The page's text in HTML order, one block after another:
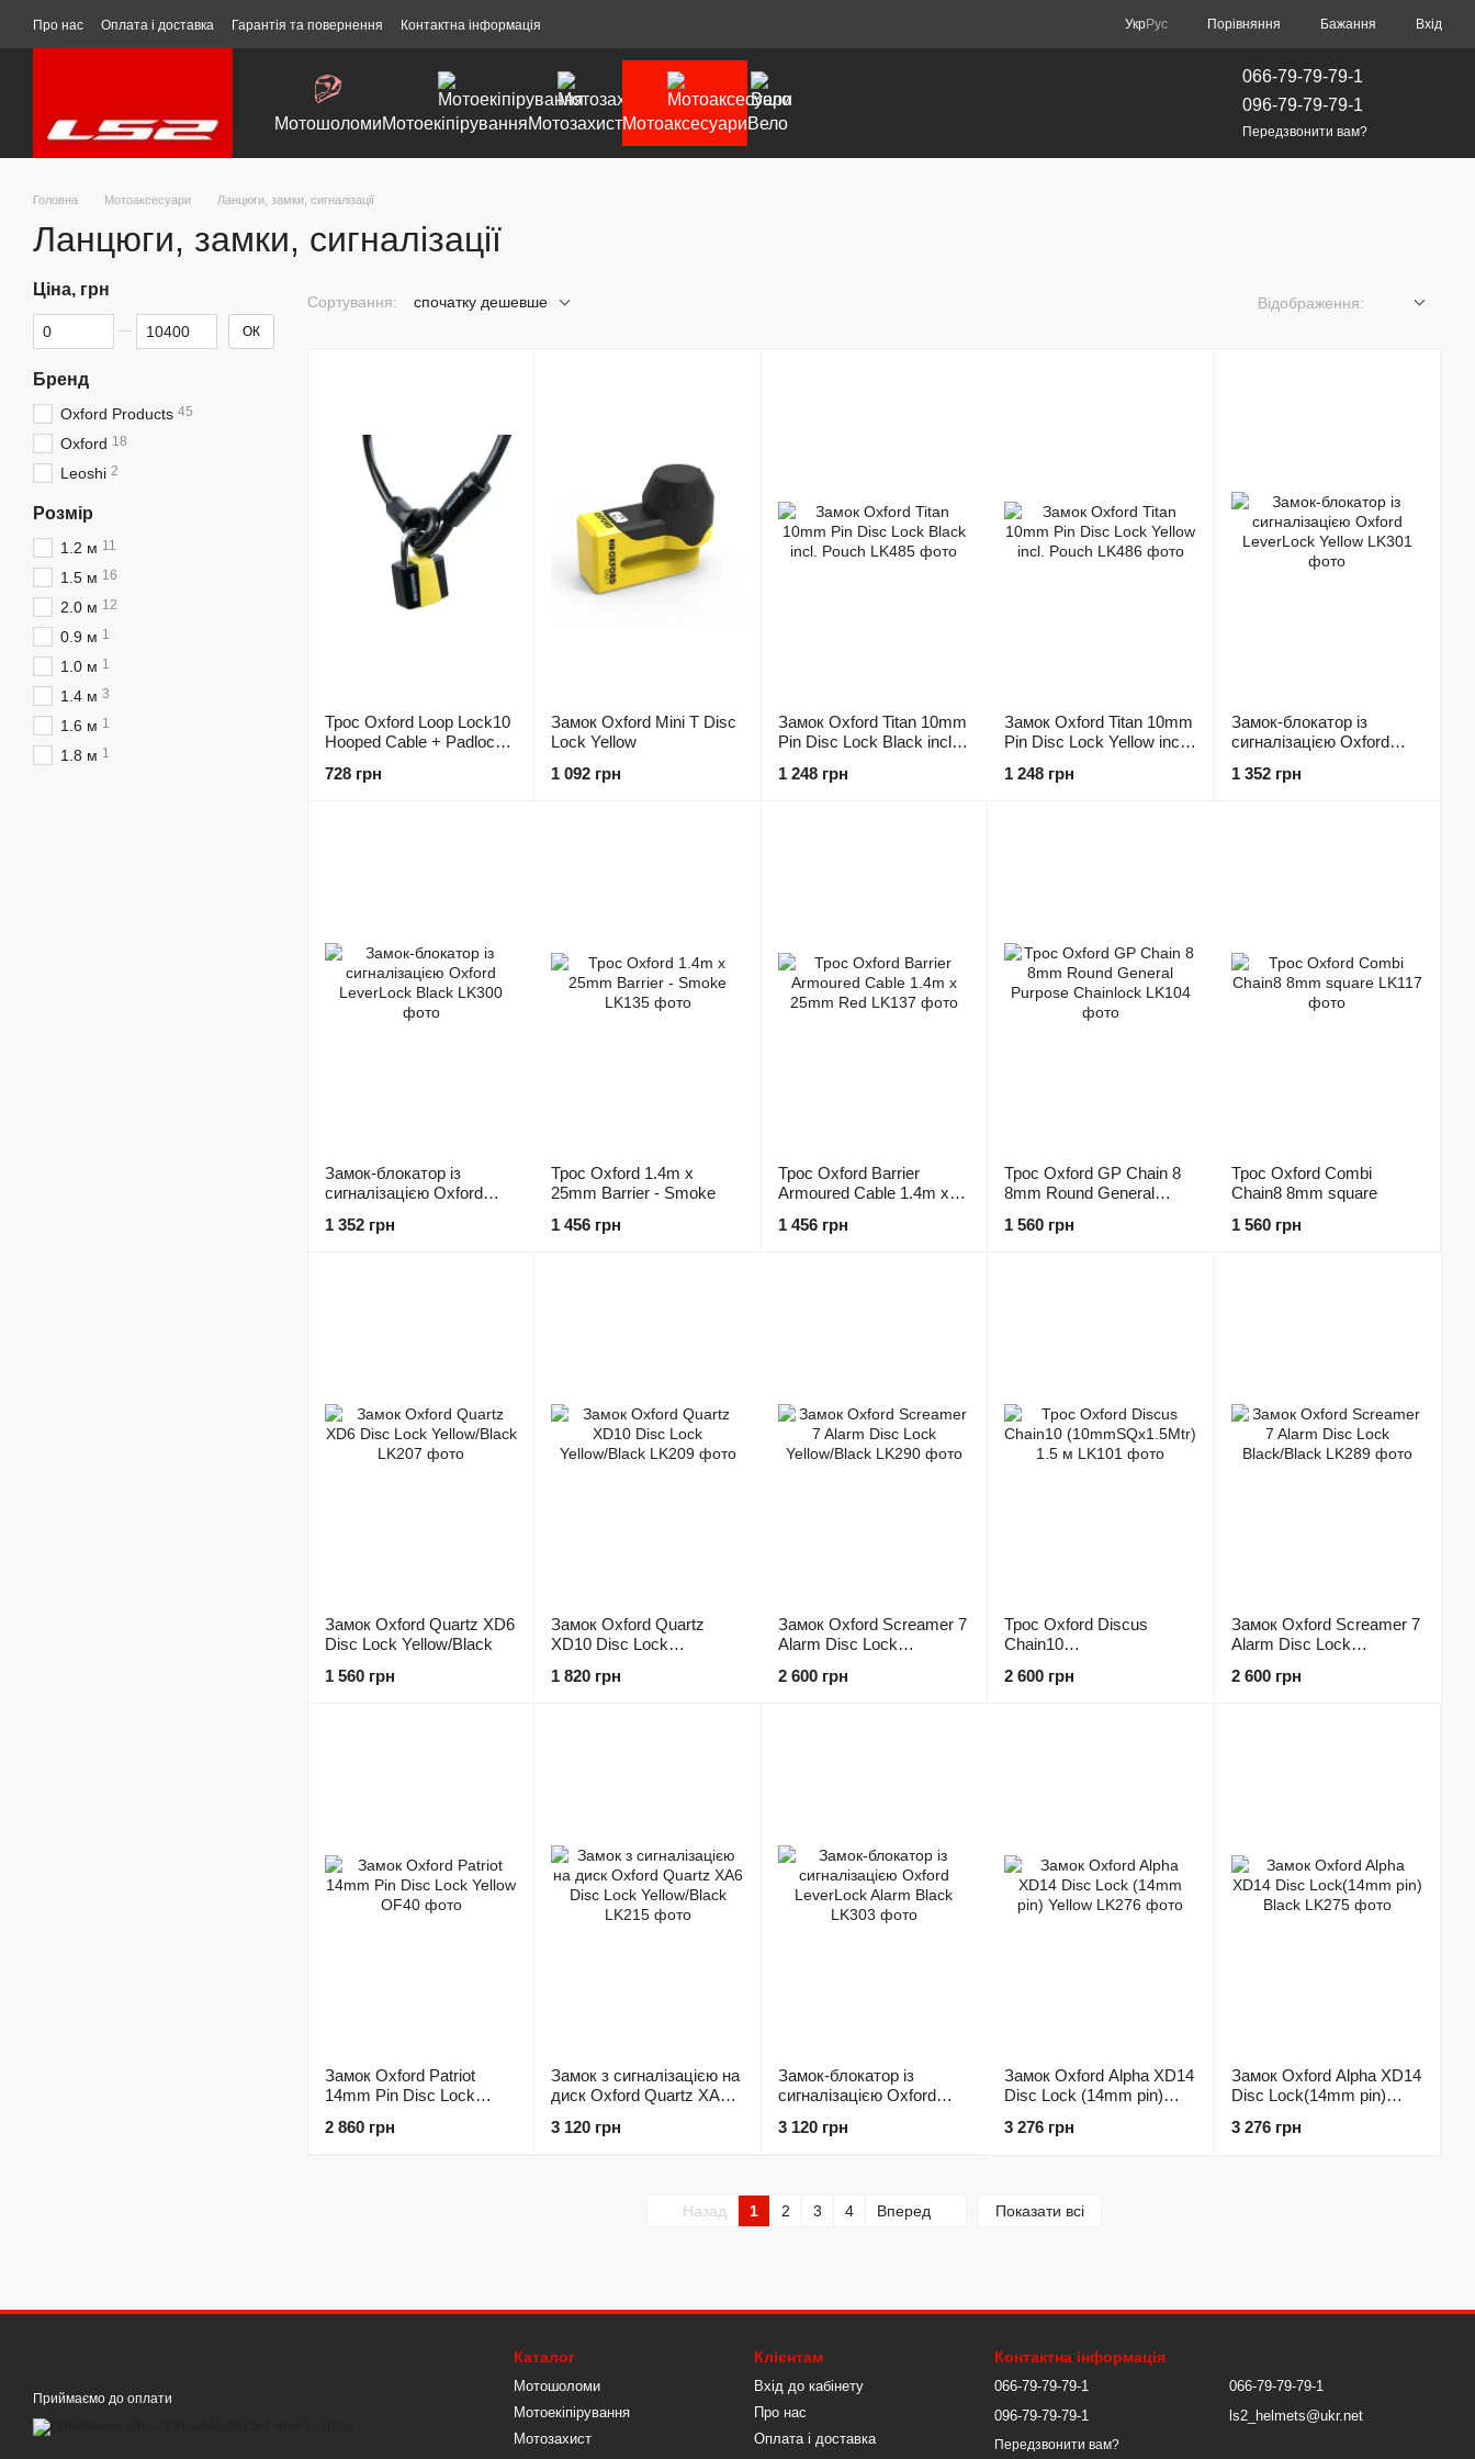
Перейти до основного контенту
Про нас Оплата і доставка Гарантія та повернення Контактна інформація УкрРус Порівняння Бажання Вхід
МотошоломиМотоекіпіруванняМотозахистМотоаксесуариВело
066-79-79-79-1
096-79-79-79-1
Передзвонити вам?
Головна Мотоаксесуари Ланцюги, замки, сигналізації
Ланцюги, замки, сигналізації
Сортування: спочатку дешевше Відображення:
Трос Oxford Loop Lock10
Hooped Cable + Padlock
728 грн
Замок Oxford Mini T Disc
Lock Yellow
1 092 грн
Замок Oxford Titan 10mm
Pin Disc Lock Black incl.
1 248 грн
Замок Oxford Titan 10mm
Pin Disc Lock Yellow incl.
1 248 грн
Замок-блокатор із
сигналізацією Oxford
1 352 грн
Замок-блокатор із
сигналізацією Oxford
1 352 грн
Трос Oxford 1.4m x
25mm Barrier - Smoke
1 456 грн
Трос Oxford Barrier
Armoured Cable 1.4m x
1 456 грн
Трос Oxford GP Chain 8
8mm Round General
1 560 грн
Трос Oxford Combi
Chain8 8mm square
1 560 грн
Замок Oxford Quartz XD6
Disc Lock Yellow/Black
1 560 грн
Замок Oxford Quartz
XD10 Disc Lock
1 820 грн
Замок Oxford Screamer 7
Alarm Disc Lock
2 600 грн
Трос Oxford Discus
Chain10
2 600 грн
Замок Oxford Screamer 7
Alarm Disc Lock
2 600 грн
Замок Oxford Patriot
14mm Pin Disc Lock
2 860 грн
Замок з сигналізацією на
диск Oxford Quartz XA6
3 120 грн
Замок-блокатор із
сигналізацією Oxford
3 120 грн
Замок Oxford Alpha XD14
Disc Lock (14mm pin)
3 276 грн
Замок Oxford Alpha XD14
Disc Lock(14mm pin)
3 276 грн
Назад 1 2 3 4 Вперед Показати всі
Ціна, грн
Від Ціна, грн
До Ціна, грн ОК
Бренд
Oxford Products 45
Oxford 18
Leoshi 2
Розмір
1.2 м 11
1.5 м 16
2.0 м 12
0.9 м 1
1.0 м 1
1.4 м 3
1.6 м 1
1.8 м 1
Приймаємо до оплати
Каталог
Мотошоломи
Мотоекіпірування
Мотозахист
Клієнтам
Вхід до кабінету
Про нас
Оплата і доставка
Контактна інформація
066-79-79-79-1
096-79-79-79-1
Передзвонити вам?
066-79-79-79-1
ls2_helmets@ukr.net